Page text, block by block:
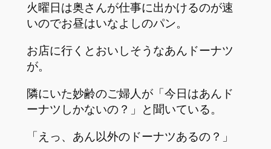
火曜日は奥さんが仕事に出かけるのが速
いのでお昼はいなよしのパン。
お店に行くとおいしそうなあんドーナツ
が。
隣にいた妙齢のご婦人が「今日はあんド
ーナツしかないの？」と聞いている。
「えっ、あん以外のドーナツあるの？」